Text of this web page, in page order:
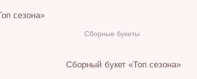
Сборные букеты
Сборный букет «Топ сезона»